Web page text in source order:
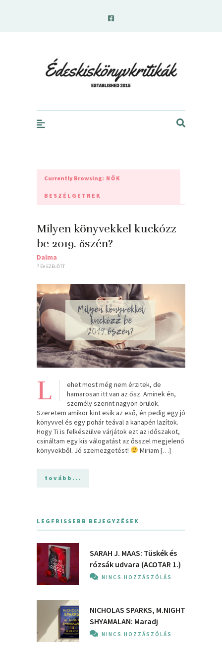
Currently Browsing: NŐK
BESZÉLGETNEK
Milyen könyvekkel kuckózz
be 2019. őszén?
Dalma
7 ÉV EZELŐTT
L
ehet most még nem érzitek, de
hamarosan itt van az ősz. Aminek én,
személy szerint nagyon örülök.
Szeretem amikor kint esik az eső, én pedig egy jó
könyvvel és egy pohár teával a kanapén lazítok.
Hogy Ti is felkészülve várjátok ezt az időszakot,
csináltam egy kis válogatást az ősszel megjelenő
könyvekből. Jó szemezgetést!
Miriam […]
tovább...
LEGFRISSEBB BEJEGYZÉSEK
SARAH J. MAAS: Tüskék és
rózsák udvara (ACOTAR 1.)
NINCS HOZZÁSZÓLÁS
NICHOLAS SPARKS, M.NIGHT
SHYAMALAN: Maradj
NINCS HOZZÁSZÓLÁS